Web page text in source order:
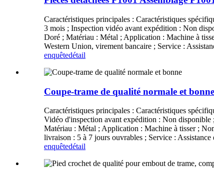
Caractéristiques principales : Caractéristiques
3 mois ; Inspection vidéo avant expédition : Non
Doré ; Matériau : Métal ; Application : Machine à
Western Union, virement bancaire ; Service :
enquêtedétail
Coupe-trame de qualité normale et bonne
Caractéristiques principales : Caractéristiques
Vidéo d'inspection avant expédition : Non
Matériau : Métal ; Application : Machine à tisser ;
livraison : 5 à 7 jours ouvrables ; Service :
enquêtedétail